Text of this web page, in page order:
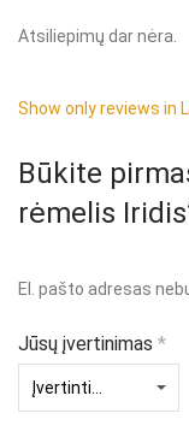
Atsiliepimų dar nėra.
Show only reviews in
Būkite
rėmelis
El. pašto adresas
Jūsų įvertinimas *